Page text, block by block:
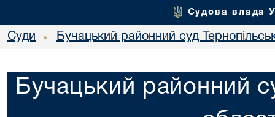
Судова влада
Суди • Бучацький районний суд
Бучацький районний